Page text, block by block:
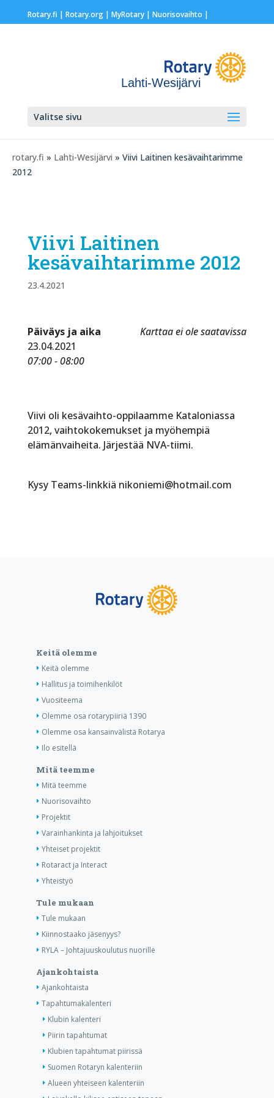
Rotary.fi | Rotary.org| MyRotary | Nuorisovaihto |
Lahti-Wesijärvi
Valitse sivu
rotary.fi » Lahti-Wesijärvi » Viivi Laitinen kesävaihtarimme
2012
Viivi Laitinen
kesävaihtarimme 2012
23.4.2021
Karttaa ei ole saatavissa
Päiväys ja aika
23.04.2021
07:00 - 08:00
Viivi oli kesävaihto-oppilaamme Kataloniassa
2012, vaihtokokemukset ja myöhempiä
elämänvaiheita. Järjestää NVA-tiimi.
Kysy Teams-linkkiä nikoniemi@hotmail.com
Keitä olemme
Keitä olemme
Hallitus ja toimihenkilöt
Vuositeema
Olemme osa rotarypiiriä 1390
Olemme osa kansainvälistä Rotarya
Ilo esitellä
Mitä teemme
Mitä teemme
Nuorisovaihto
Projektit
Varainhankinta ja lahjoitukset
Yhteiset projektit
Rotaract ja Interact
Yhteistyö
Tule mukaan
Tule mukaan
Kiinnostaako jäsenyys?
RYLA – Johtajuuskoulutus nuorille
Ajankohtaista
Ajankohtaista
Tapahtumakalenteri
Klubin kalenteri
Piirin tapahtumat
Klubien tapahtumat piirissä
Suomen Rotaryn kalenteriin
Alueen yhteiseen kalenteriin